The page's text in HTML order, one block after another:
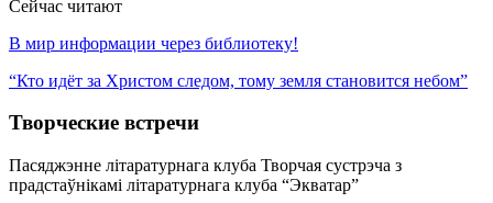
Сейчас читают
В мир информации через библиотеку!
“Кто идёт за Христом следом, тому земля становится небом”
Творческие встречи
Пасяджэнне літаратурнага клуба Творчая сустрэча з
прадстаўнікамі літаратурнага клуба “Экватар”